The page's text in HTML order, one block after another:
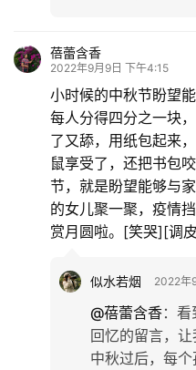
蓓蕾含香
2022年9月9日 下午4:15
小时候的中秋节盼望
每人分得四分之一块
了又舔，用纸包起来
鼠享受了，还把书包
节，就是盼望能够与
的女儿聚一聚，疫情
赏月圆啦。[笑哭][调
似水若烟 2022年
@蓓蕾含香： 看
回忆的留言，
中秋过后，每个